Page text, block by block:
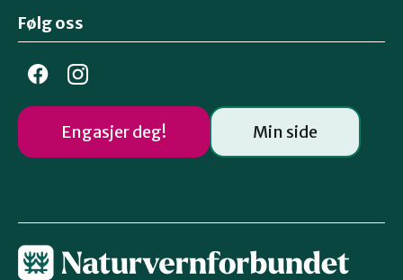
Følg oss
Engasjer deg! Min side